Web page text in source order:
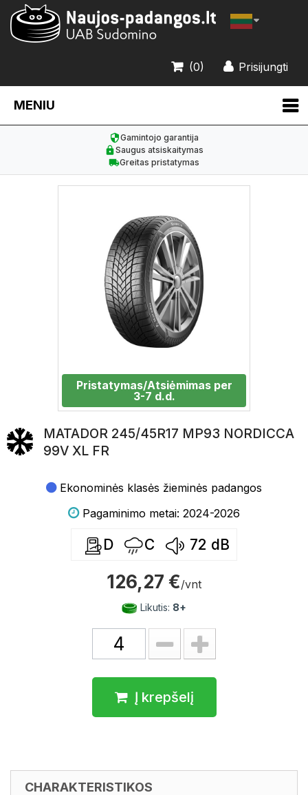
Prisijungti
(0)
MENIU
Gamintojo garantija
Saugus atsiskaitymas
Greitas pristatymas
Pristatymas/Atsiėmimas per
3-7 d.d.
MATADOR 245/45R17 MP93 NORDICCA
99V XL FR
Ekonominės klasės žieminės padangos
Pagaminimo metai: 2024-2026
D C 72 dB
126,27 €/vnt
Likutis: 8+
Į krepšelį
CHARAKTERISTIKOS